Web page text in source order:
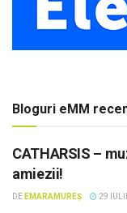
Bloguri eMM
CATHARSIS –
amiezii!
DE EMARAMUREȘ 29